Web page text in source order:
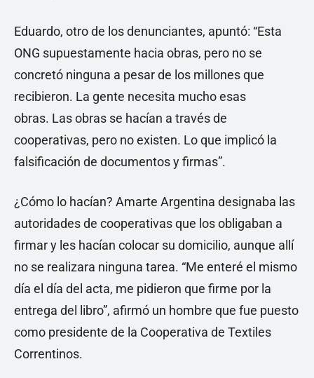
Eduardo, otro de los denunciantes, apuntó: “Esta
ONG supuestamente hacia obras, pero no se
concretó ninguna a pesar de los millones que
recibieron. La gente necesita mucho esas
obras. Las obras se hacían a través de
cooperativas, pero no existen. Lo que implicó la
falsificación de documentos y firmas”.
¿Cómo lo hacían? Amarte Argentina designaba las
autoridades de cooperativas que los obligaban a
firmar y les hacían colocar su domicilio, aunque allí
no se realizara ninguna tarea. “Me enteré el mismo
día el día del acta, me pidieron que firme por la
entrega del libro”, afirmó un hombre que fue puesto
como presidente de la Cooperativa de Textiles
Correntinos.